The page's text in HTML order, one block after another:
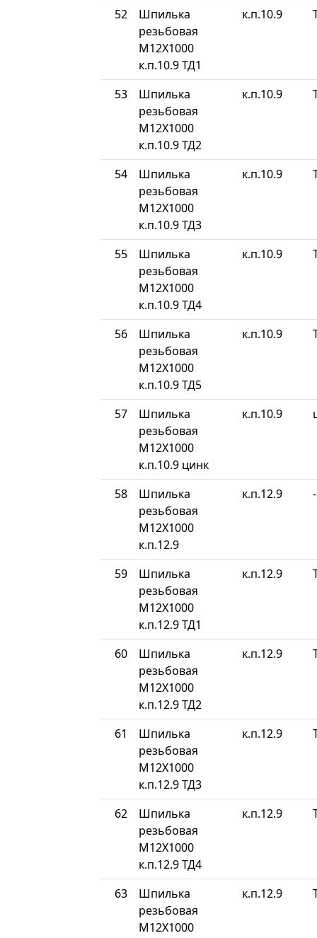
52
Шпилька
резьбовая
М12Х1000
к.п.10.9 ТД1
к.п.10.9
53
Шпилька
резьбовая
М12Х1000
к.п.10.9 ТД2
к.п.10.9
54
Шпилька
резьбовая
М12Х1000
к.п.10.9 ТД3
к.п.10.9
55
Шпилька
резьбовая
М12Х1000
к.п.10.9 ТД4
к.п.10.9
56
Шпилька
резьбовая
М12Х1000
к.п.10.9 ТД5
к.п.10.9
57
Шпилька
резьбовая
М12Х1000
к.п.10.9 цинк
к.п.10.9
58
Шпилька
резьбовая
М12Х1000
к.п.12.9
к.п.12.9 -
59
Шпилька
резьбовая
М12Х1000
к.п.12.9 ТД1
к.п.12.9
60
Шпилька
резьбовая
М12Х1000
к.п.12.9 ТД2
к.п.12.9
61
Шпилька
резьбовая
М12Х1000
к.п.12.9 ТД3
к.п.12.9
62
Шпилька
резьбовая
М12Х1000
к.п.12.9 ТД4
к.п.12.9
63
Шпилька
резьбовая
М12Х1000
к.п.12.9